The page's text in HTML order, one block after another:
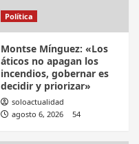
Política
Montse Mínguez: «Los
áticos no apagan los
incendios, gobernar es
decidir y priorizar»
soloactualidad
agosto 6, 2026
54